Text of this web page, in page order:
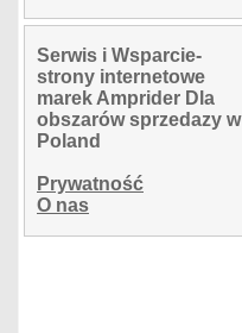
Serwis i Wsparcie-
strony internetowe
marek Amprider Dla
obszarów sprzedazy w
Poland
Prywatność
O nas